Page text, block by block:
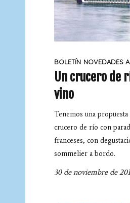
BOLETÍN NOVEDADES
Un crucero de
vino
Tenemos una
crucero de río con
franceses, con
sommelier a bordo.
30 de noviembre de